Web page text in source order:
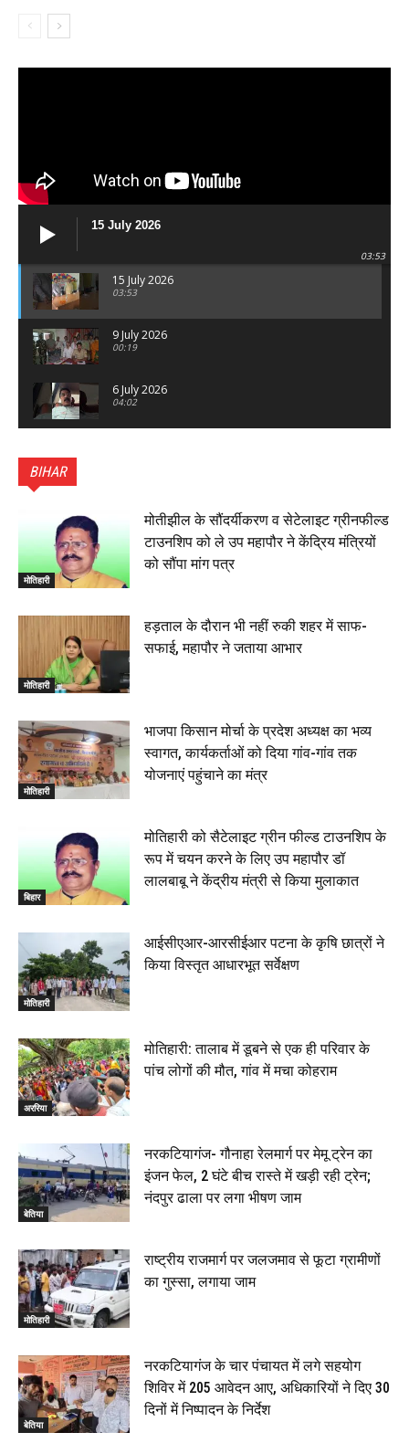
15 July 2026
03:53
15 July 2026
03:53
9 July 2026
00:19
6 July 2026
04:02
का भव्य पथ संचलन, 5 July 2026
बेतिया : मझौलिया में 1.24 क्विंटल गांजा के साथ बोलेरो ज़ब्त, दो
तस्कर गिरफ्तार, 4 July 2026
00:39
00:33
रक्सौल : सुरक्षा जॉंच को सोना-चांदी दुकानों का एसडीपीओ और
थानाध्यक्ष ने किया निरीक्षण, 19 June 2026
00:58
बेतिया में सगे भाई ने मां के साथ मिलकर की भाई की हत्या, शव
जलाया, दोनों गिरफ्तार, 14 June 2026
00:12
मोतिहारी। NDA सरकार, 12 साल विश्वास के, मीडिया संवाद में
सांसद रधामोहन सिंह, 13 June 2026
02:19
BIHAR
मोतिहारी
मोतीझील के सौंदर्यीकरण व सेटेलाइट ग्रीनफील्ड
टाउनशिप को ले उप महापौर ने केंद्रिय मंत्रियों
को सौंपा मांग पत्र
मोतिहारी
हड़ताल के दौरान भी नहीं रुकी शहर में साफ-
सफाई, महापौर ने जताया आभार
मोतिहारी
भाजपा किसान मोर्चा के प्रदेश अध्यक्ष का भव्य
स्वागत, कार्यकर्ताओं को दिया गांव-गांव तक
योजनाएं पहुंचाने का मंत्र
बिहार
मोतिहारी को सैटेलाइट ग्रीन फील्ड टाउनशिप के
रूप में चयन करने के लिए उप महापौर डॉ
लालबाबू ने केंद्रीय मंत्री से किया मुलाकात
मोतिहारी
आईसीएआर-आरसीईआर पटना के कृषि छात्रों ने
किया विस्तृत आधारभूत सर्वेक्षण
अररिया
मोतिहारी: तालाब में डूबने से एक ही परिवार के
पांच लोगों की मौत, गांव में मचा कोहराम
बेतिया
नरकटियागंज- गौनाहा रेलमार्ग पर मेमू ट्रेन का
इंजन फेल, 2 घंटे बीच रास्ते में खड़ी रही ट्रेन;
नंदपुर ढाला पर लगा भीषण जाम
मोतिहारी
राष्ट्रीय राजमार्ग पर जलजमाव से फूटा ग्रामीणों
का गुस्सा, लगाया जाम
बेतिया
नरकटियागंज के चार पंचायत में लगे सहयोग
शिविर में 205 आवेदन आए, अधिकारियों ने दिए 30
दिनों में निष्पादन के निर्देश